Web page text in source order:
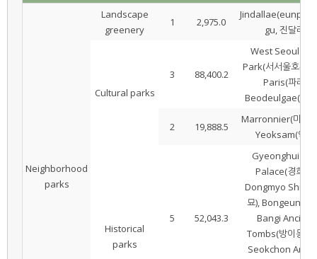
Neighborhood
parks
Landscape
greenery
1 2,975.0
gu, 진달래)
Cultural parks
3 88,400.2
West Seoul
Park(서서울호수
Paris(파리),
Beodeulgae(버
2 19,888.5
Marronnier(마로
Yeoksam(역삼)
Historical
parks
5 52,043.3
Palace(경희궁),
Dongmyo
묘), Bongeun(봉
Bangi Ancient
Tombs(방이동고
Seokchon